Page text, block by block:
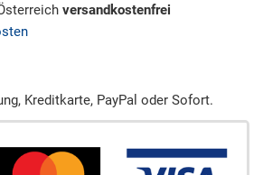
versandkostenfrei
Kreditkarte, PayPal oder Sofort.